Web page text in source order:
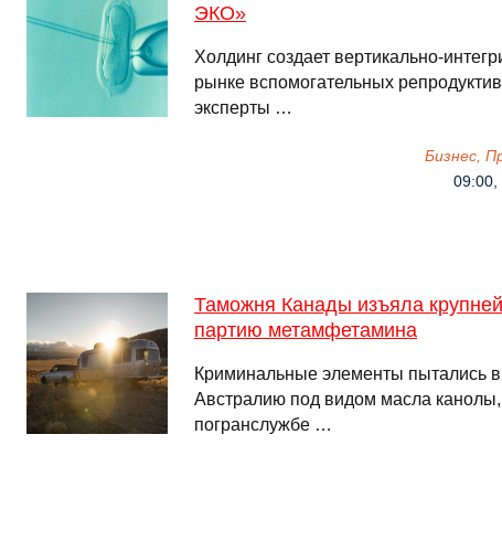
ЭКО»
Холдинг создает вертикально-
рынке вспомогательных
эксперты …
Бизнес,
09:00,
Таможня Канады изъяла
партию метамфетамина
Криминальные элементы пытались
Австралию под видом масла канолы,
погранслужбе …